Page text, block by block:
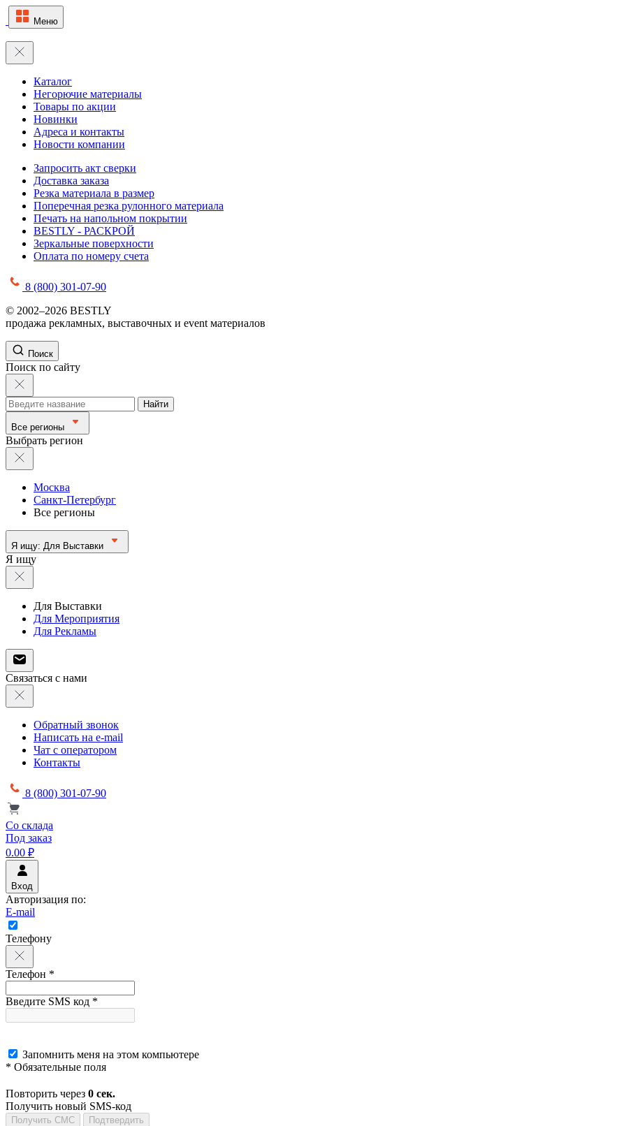
Меню
Каталог
Негорючие материалы
Товары по акции
Новинки
Адреса и контакты
Новости компании
Запросить акт сверки
Доставка заказа
Резка материала в размер
Поперечная резка рулонного материала
Печать на напольном покрытии
BESTLY - РАСКРОЙ
Зеркальные поверхности
Оплата по номеру счета
8 (800) 301-07-90
© 2002–2026 BESTLY
продажа рекламных, выставочных и event материалов
Поиск
Поиск по сайту
Найти
Все регионы
Выбрать регион
Москва
Санкт-Петербург
Все регионы
Я ищу: Для Выставки
Я ищу
Для Выставки
Для Мероприятия
Для Рекламы
Связаться с нами
Обратный звонок
Написать на e-mail
Чат с оператором
Контакты
8 (800) 301-07-90
Со склада
Под заказ
0.00 ₽
Вход
Авторизация по:
E-mail
Телефону
Телефон *
Введите SMS код *
Запомнить меня на этом компьютере
* Обязательные поля
Повторить через 0 сек.
Получить новый SMS-код
Получить СМС Подтвердить